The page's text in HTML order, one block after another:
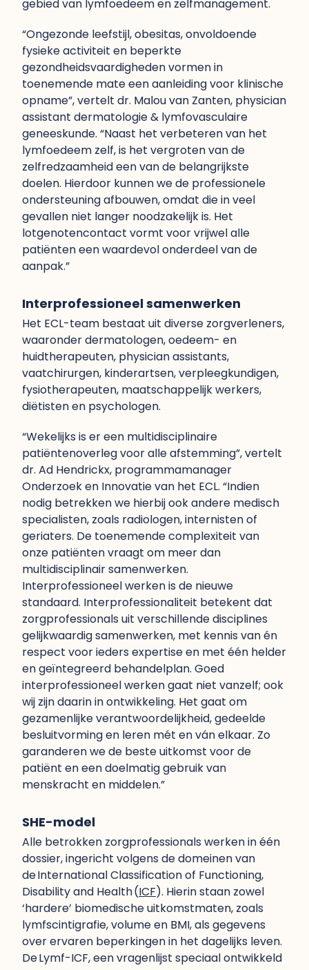
gebied van lymfoedeem en zelfmanagement.
“Ongezonde leefstijl, obesitas, onvoldoende
fysieke activiteit en beperkte
gezondheidsvaardigheden vormen in
toenemende mate een aanleiding voor klinische
opname”, vertelt dr. Malou van Zanten, physician
assistant dermatologie & lymfovasculaire
geneeskunde. “Naast het verbeteren van het
lymfoedeem zelf, is het vergroten van de
zelfredzaamheid een van de belangrijkste
doelen. Hierdoor kunnen we de professionele
ondersteuning afbouwen, omdat die in veel
gevallen niet langer noodzakelijk is. Het
lotgenotencontact vormt voor vrijwel alle
patiënten een waardevol onderdeel van de
aanpak.”
Interprofessioneel samenwerken
Het ECL-team bestaat uit diverse zorgverleners,
waaronder dermatologen, oedeem- en
huidtherapeuten, physician assistants,
vaatchirurgen, kinderartsen, verpleegkundigen,
fysiotherapeuten, maatschappelijk werkers,
diëtisten en psychologen.
“Wekelijks is er een multidisciplinaire
patiëntenoverleg voor alle afstemming”, vertelt
dr. Ad Hendrickx, programmamanager
Onderzoek en Innovatie van het ECL. “Indien
nodig betrekken we hierbij ook andere medisch
specialisten, zoals radiologen, internisten of
geriaters. De toenemende complexiteit van
onze patiënten vraagt om meer dan
multidisciplinair samenwerken.
Interprofessioneel werken is de nieuwe
standaard. Interprofessionaliteit betekent dat
zorgprofessionals uit verschillende disciplines
gelijkwaardig samenwerken, met kennis van én
respect voor ieders expertise en met één helder
en geïntegreerd behandelplan. Goed
interprofessioneel werken gaat niet vanzelf; ook
wij zijn daarin in ontwikkeling. Het gaat om
gezamenlijke verantwoordelijkheid, gedeelde
besluitvorming en leren mét en ván elkaar. Zo
garanderen we de beste uitkomst voor de
patiënt en een doelmatig gebruik van
menskracht en middelen.”
SHE-model
Alle betrokken zorgprofessionals werken in één
dossier, ingericht volgens de domeinen van
de International Classification of Functioning,
Disability and Health (ICF). Hierin staan zowel
‘hardere’ biomedische uitkomstmaten, zoals
lymfscintigrafie, volume en BMI, als gegevens
over ervaren beperkingen in het dagelijks leven.
De Lymf-ICF, een vragenlijst speciaal ontwikkeld